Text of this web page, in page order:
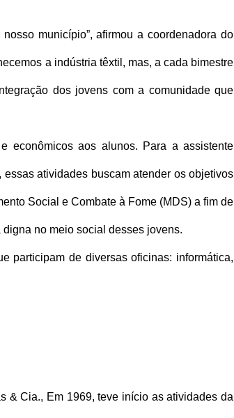
município”, afirmou a coordenadora do
a indústria têxtil, mas, a cada bimestre
dos jovens com a comunidade que
econômicos aos alunos. Para a assistente
atividades buscam atender os objetivos
Social e Combate à Fome (MDS) a fim de
no meio social desses jovens.
participam de diversas oficinas: informática,
& Cia., Em 1969, teve início as atividades da